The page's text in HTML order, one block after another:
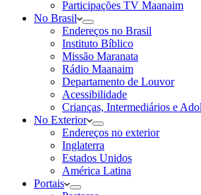
Participações TV Maanaim
No Brasil
Endereços no Brasil
Instituto Bíblico
Missão Maranata
Rádio Maanaim
Departamento de Louvor
Acessibilidade
Crianças, Intermediários e
No Exterior
Endereços no exterior
Inglaterra
Estados Unidos
América Latina
Portais